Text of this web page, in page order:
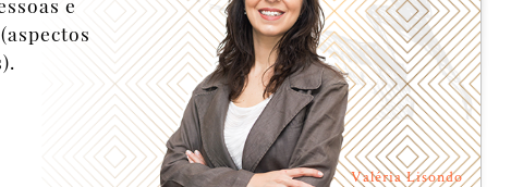
e
Valéria Lisondo